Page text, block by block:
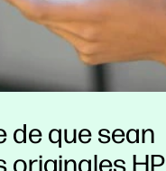
de que sean
HP